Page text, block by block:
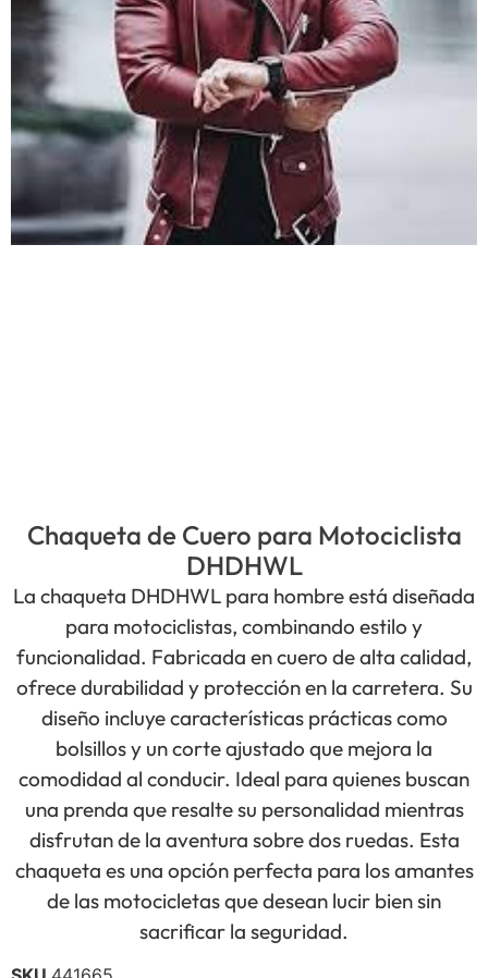
Chaqueta de Cuero para Motociclista
DHDHWL
La chaqueta DHDHWL para hombre está diseñada
para motociclistas, combinando estilo y
funcionalidad. Fabricada en cuero de alta calidad,
ofrece durabilidad y protección en la carretera. Su
diseño incluye características prácticas como
bolsillos y un corte ajustado que mejora la
comodidad al conducir. Ideal para quienes buscan
una prenda que resalte su personalidad mientras
disfrutan de la aventura sobre dos ruedas. Esta
chaqueta es una opción perfecta para los amantes
de las motocicletas que desean lucir bien sin
sacrificar la seguridad.